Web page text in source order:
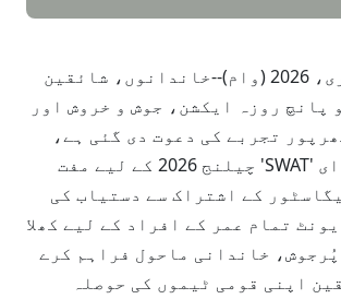
دبئی، 12 جنوری، 2026 (وام)--خاندانوں، شائقین
پانچ روزہ ایکشن، جوش و خروش اور
تجربے کی دعوت دی گئی ہے،
کیونکہ یو اے ای 'SWAT' چیلنج 2026 کے لیے مفت
کے اشتراک سے دستیاب کی
تمام عمر کے افراد کے لیے کھلا
خاندانی ماحول فراہم کرے
اپنی قومی ٹیموں کی حوصلہ